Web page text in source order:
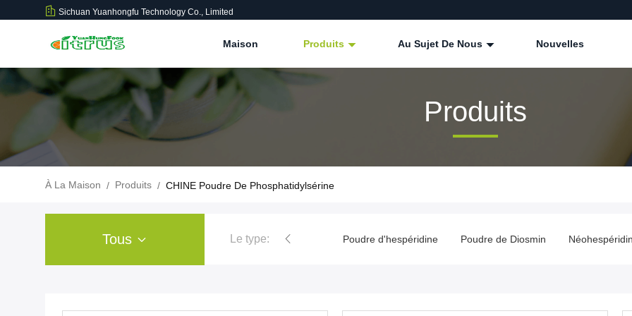
Sichuan Yuanhongfu Technology Co., Limited
Maison Produits Au Sujet De Nous Nouvelles
Produits
À La Maison / Produits / CHINE Poudre De Phosphatidylsérine
Tous Le type:
poudre d'extrait d'agrume Poudre d'hespéridine Poudre de Diosmin